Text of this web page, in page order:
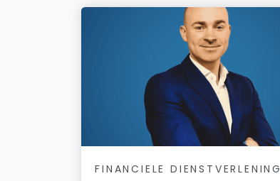
FINANCIELE DIENSTVERLENING